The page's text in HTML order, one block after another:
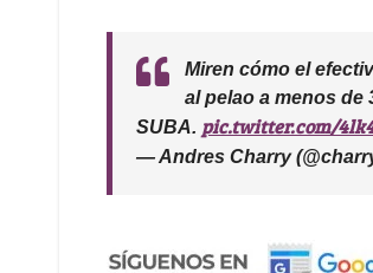
Miren cómo el
al pelao a menos de
SUBA. pic.twitter.com/
— Andres Charry